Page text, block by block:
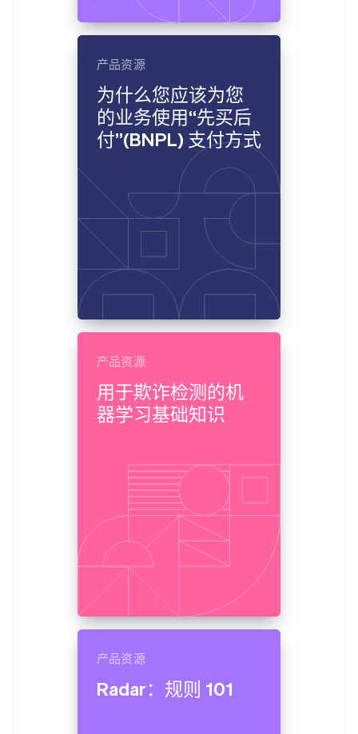
产品资源
为什么您应该为您
的业务使用“先买后
付”(BNPL) 支付方式
产品资源
用于欺诈检测的机
器学习基础知识
产品资源
Radar：规则 101